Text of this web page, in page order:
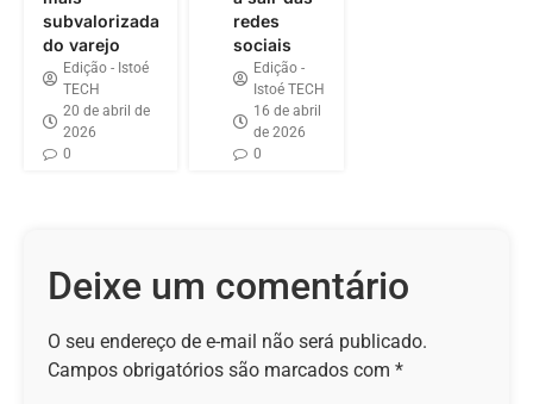
subvalorizada
do varejo
Edição - Istoé
TECH
20 de abril de
2026
0
redes
sociais
Edição -
Istoé TECH
16 de abril
de 2026
0
Deixe um comentário
O seu endereço de e-mail não será publicado.
Campos obrigatórios são marcados com *